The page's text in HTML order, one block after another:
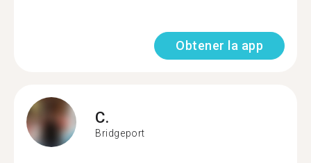
Obtener la app
C.
Bridgeport